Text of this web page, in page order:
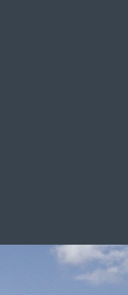
MINIMESH® RPD HIFLO-S